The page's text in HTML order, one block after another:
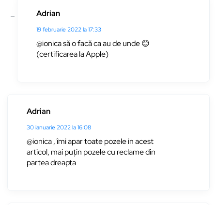
Adrian
19 februarie 2022 la 17:33
@ionica să o facă ca au de unde 😊
(certificarea la Apple)
Adrian
30 ianuarie 2022 la 16:08
@ionica , îmi apar toate pozele in acest
articol, mai puțin pozele cu reclame din
partea dreapta